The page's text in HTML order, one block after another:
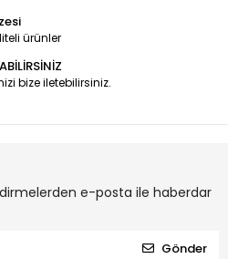
ürünler
bize iletebilirsiniz.
e-posta ile haberdar
Gönder